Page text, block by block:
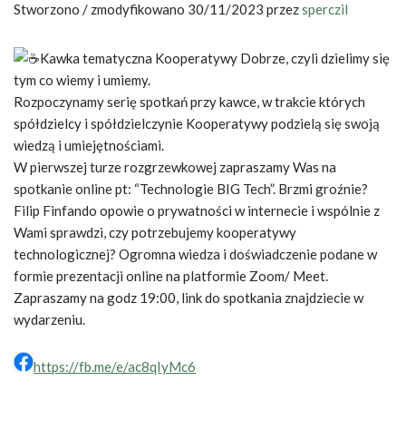
Stworzono / zmodyfikowano 30/11/2023 przezsperczil
Kawka tematyczna Kooperatywy Dobrze, czyli dzielimy się
tym co wiemy i umiemy.
Rozpoczynamy serię spotkań przy kawce, w trakcie których
spółdzielcy i spółdzielczynie Kooperatywy podzielą się swoją
wiedzą i umiejętnościami.
W pierwszej turze rozgrzewkowej zapraszamy Was na
spotkanie online pt: “Technologie BIG Tech”. Brzmi groźnie?
Filip Finfando opowie o prywatności w internecie i wspólnie z
Wami sprawdzi, czy potrzebujemy kooperatywy
technologicznej? Ogromna wiedza i doświadczenie podane w
formie prezentacji online na platformie Zoom/ Meet.
Zapraszamy na godz 19:00, link do spotkania znajdziecie w
wydarzeniu.
https://fb.me/e/ac8qIyMc6